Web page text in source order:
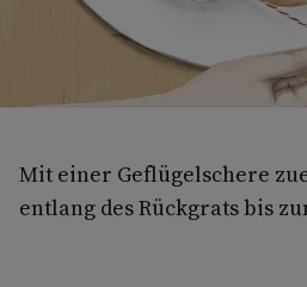
Mit einer Geflügelschere
entlang des Rückgrats bis